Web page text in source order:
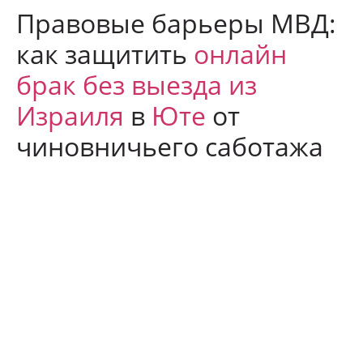
Правовые барьеры МВД:
как защитить онлайн
брак без выезда из
Израиля в Юте от
чиновничьего саботажа